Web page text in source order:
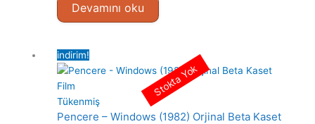
Devamını oku
indirim!
Tükenmiş
Pencere – Windows (1982) Orjinal Beta Kaset
Stokta Yok